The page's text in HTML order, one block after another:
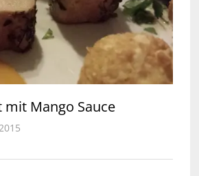
mit Mango Sauce